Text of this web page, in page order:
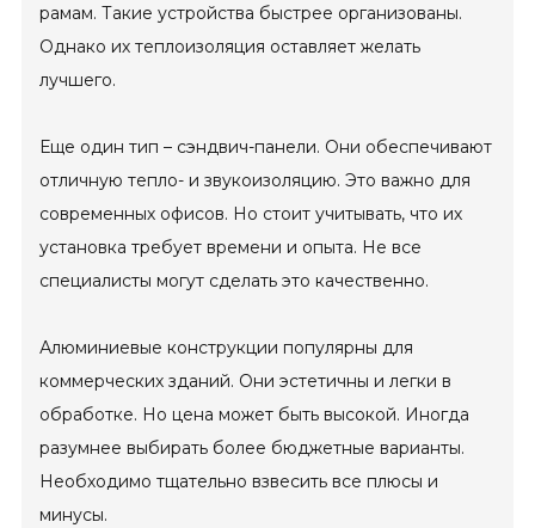
рамам. Такие устройства быстрее организованы.
Однако их теплоизоляция оставляет желать
лучшего.
Еще один тип – сэндвич-панели. Они обеспечивают
отличную тепло- и звукоизоляцию. Это важно для
современных офисов. Но стоит учитывать, что их
установка требует времени и опыта. Не все
специалисты могут сделать это качественно.
Алюминиевые конструкции популярны для
коммерческих зданий. Они эстетичны и легки в
обработке. Но цена может быть высокой. Иногда
разумнее выбирать более бюджетные варианты.
Необходимо тщательно взвесить все плюсы и
минусы.